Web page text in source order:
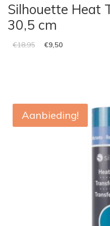
Silhouette Heat
30,5 cm
€18,95 €9,50
Aanbieding!